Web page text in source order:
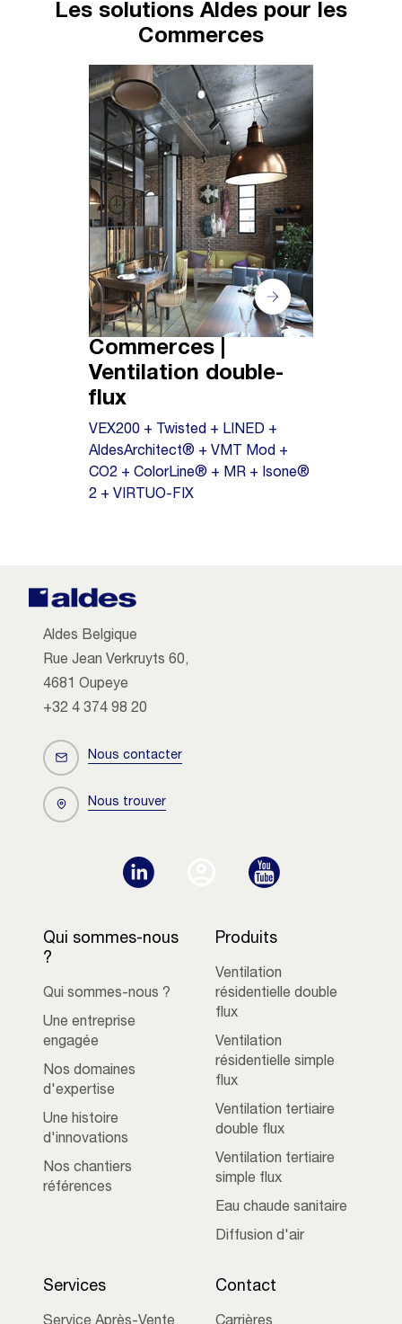
Les solutions Aldes pour les
Commerces
Commerces |
Ventilation double-
flux
VEX200 + Twisted + LINED +
AldesArchitect® + VMT Mod +
CO2 + ColorLine® + MR + Isone®
2 + VIRTUO-FIX
Aldes Belgique
Rue Jean Verkruyts 60,
4681 Oupeye
+32 4 374 98 20
Nous contacter
Nous trouver
Qui sommes-nous
?
Qui sommes-nous ?
Une entreprise
engagée
Nos domaines
d'expertise
Une histoire
d'innovations
Nos chantiers
références
Produits
Ventilation
résidentielle double
flux
Ventilation
résidentielle simple
flux
Ventilation tertiaire
double flux
Ventilation tertiaire
simple flux
Eau chaude sanitaire
Diffusion d'air
Services Contact